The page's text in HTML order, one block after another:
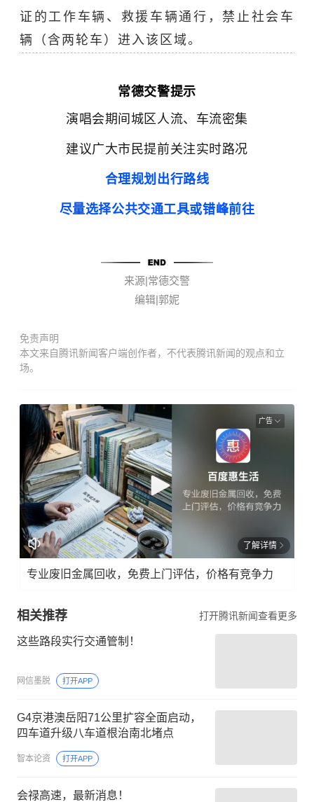
证的工作车辆、救援车辆通行，禁止社会车
辆（含两轮车）进入该区域。
常德交警提示
演唱会期间城区人流、车流密集
建议广大市民提前关注实时路况
合理规划出行路线
尽量选择公共交通工具或错峰前往
来源|常德交警
编辑|郭妮
免责声明
本文来自腾讯新闻客户端创作者，不代表腾讯新闻的观点和立
场。
广告
了解详情
专业废旧金属回收，免费上门评估，价格有竞争力
相关推荐 打开腾讯新闻查看更多
这些路段实行交通管制！
网信墨脱 打开APP
G4京港澳岳阳71公里扩容全面启动，
四车道升级八车道根治南北堵点
智本论资 打开APP
会禄高速，最新消息！